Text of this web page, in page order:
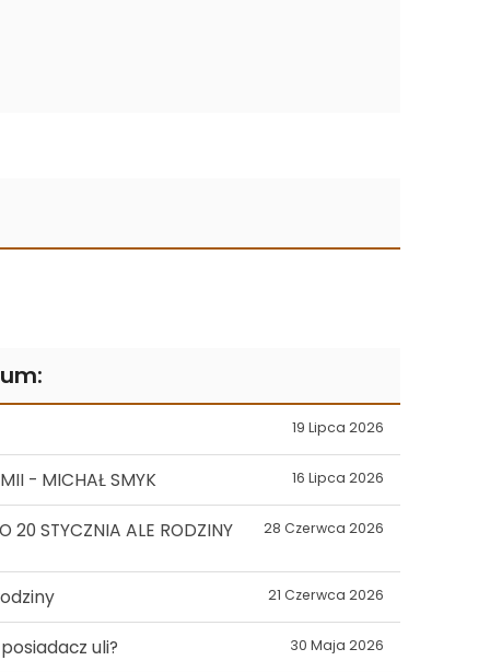
19 Lipca 2026
16 Lipca 2026
- MICHAŁ SMYK
28 Czerwca 2026
20 STYCZNIA ALE RODZINY
21 Czerwca 2026
30 Maja 2026
uli?